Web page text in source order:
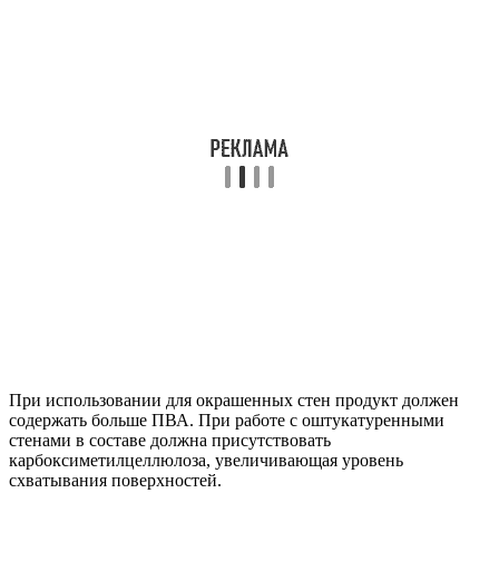
При использовании для окрашенных стен продукт должен
содержать больше ПВА. При работе с оштукатуренными
стенами в составе должна присутствовать
карбоксиметилцеллюлоза, увеличивающая уровень
схватывания поверхностей.